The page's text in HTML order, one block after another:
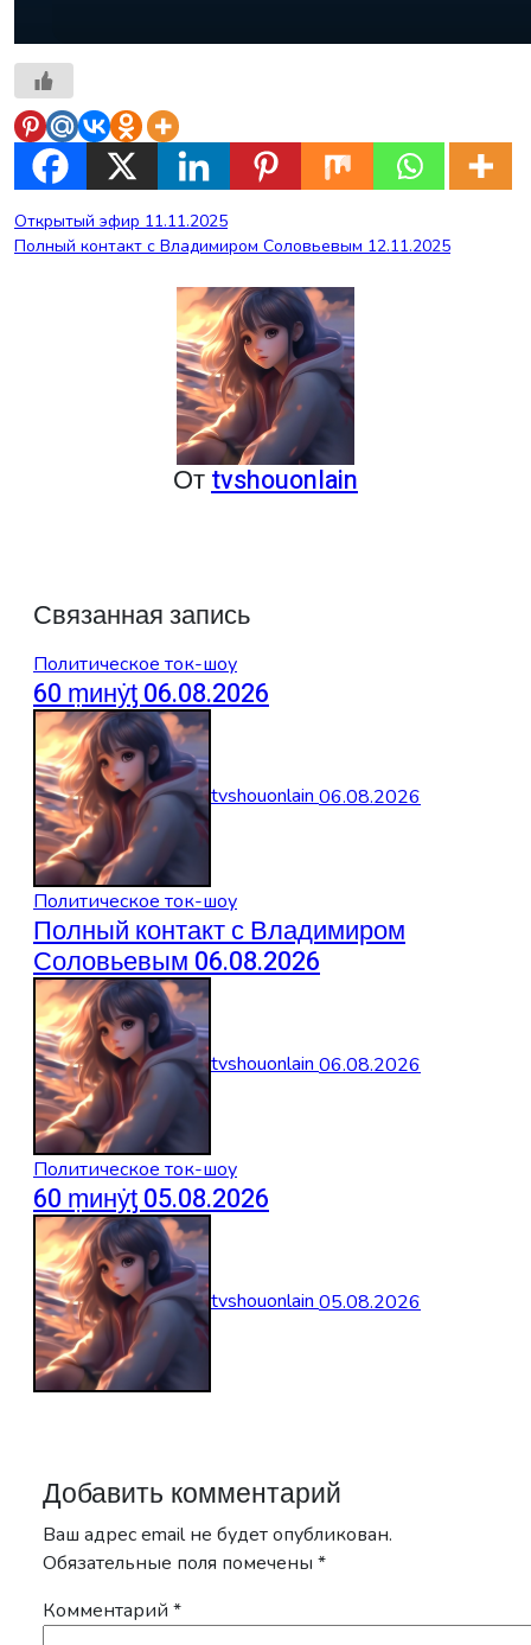
Навигация
по
Открытый эфир 11.11.2025
Полный контакт с Владимиром Соловьевым 12.11.2025
Отtvshouonlain
Связанная запись
Политическое ток-шоу
60 ṃинẏƫ 06.08.2026
tvshouonlain06.08.2026
Политическое ток-шоу
Полный контакт с Владимиром
Соловьевым 06.08.2026
tvshouonlain06.08.2026
Политическое ток-шоу
60 ṃинẏƫ 05.08.2026
tvshouonlain05.08.2026
Добавить комментарий
Ваш адрес email не будет опубликован.
Обязательные поля помечены *
Комментарий *